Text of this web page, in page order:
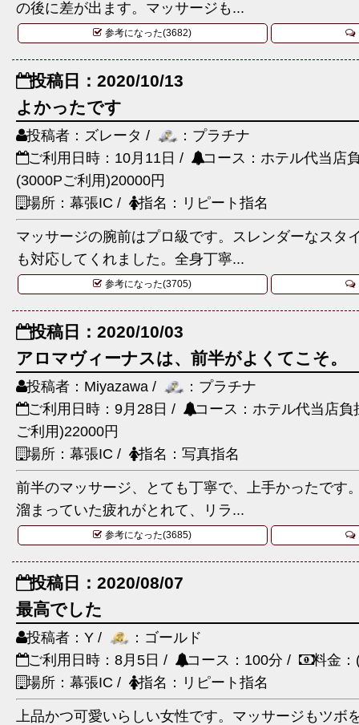
の後に差が出ます。マッサージも...
参考になった(3682)
投稿日：2020/10/13
よかったです
投稿者：ズレータ /
：プラチナ
ご利用日時：10月11日 /
コース：ホテル代当店
(3000Pご利用)20000円
場所：幕張IC /
指名：リピート指名
マッサージの腕前はプロ級です。スレンダーなスタ
も対応してくれました。全身丁寧...
参考になった(3705)
投稿日：2020/10/03
アロマヴィーナスは、前半がよくてこそ。
投稿者：Miyazawa /
：プラチナ
ご利用日時：9月28日 /
コース：ホテル代当店
ご利用)22000円
場所：幕張IC /
指名：写真指名
前半のマッサージ、とても丁寧で、上手かったです
溜まっていた疲れがとれて、リラ...
参考になった(3685)
投稿日：2020/08/07
最高でした
投稿者：Y /
：ゴールド
ご利用日時：8月5日 /
コース：100分 /
料金
場所：幕張IC /
指名：リピート指名
上品かつ可愛いらしい女性です。マッサージもツボ